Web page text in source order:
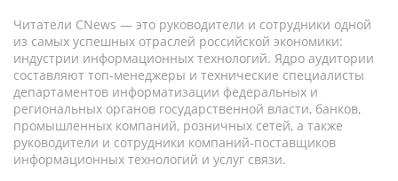
Читатели CNews — это руководители и сотрудники одной
из самых успешных отраслей российской экономики:
индустрии информационных технологий. Ядро аудитории
составляют топ-менеджеры и технические специалисты
департаментов информатизации федеральных и
региональных органов государственной власти, банков,
промышленных компаний, розничных сетей, а также
руководители и сотрудники компаний-поставщиков
информационных технологий и услуг связи.